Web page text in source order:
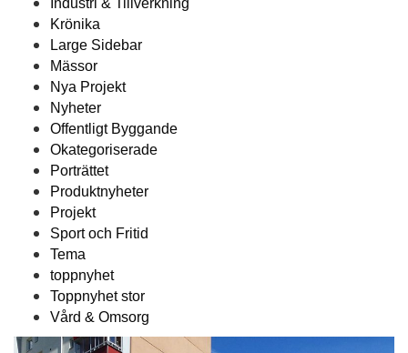
Industri & Tillverkning
Krönika
Large Sidebar
Mässor
Nya Projekt
Nyheter
Offentligt Byggande
Okategoriserade
Porträttet
Produktnyheter
Projekt
Sport och Fritid
Tema
toppnyhet
Toppnyhet stor
Vård & Omsorg